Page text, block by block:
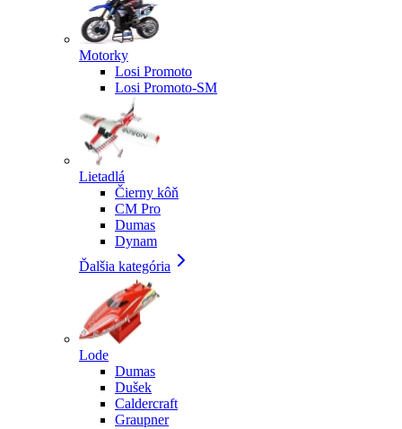
Motorky
Losi Promoto
Losi Promoto-SM
Lietadlá
Čierny kôň
CM Pro
Dumas
Dynam
Ďalšia kategória
Lode
Dumas
Dušek
Caldercraft
Graupner